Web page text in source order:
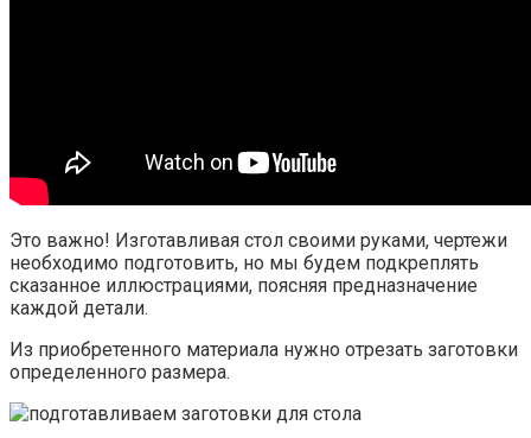
Это важно! Изготавливая стол своими руками, чертежи
необходимо подготовить, но мы будем подкреплять
сказанное иллюстрациями, поясняя предназначение
каждой детали.
Из приобретенного материала нужно отрезать заготовки
определенного размера.